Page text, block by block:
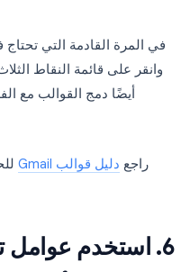
في المرة القادمة التي تحتاج
وانقر على قائمة النقاط
أيضًا دمج القوالب مع
راجع دليل قوالب Gmail